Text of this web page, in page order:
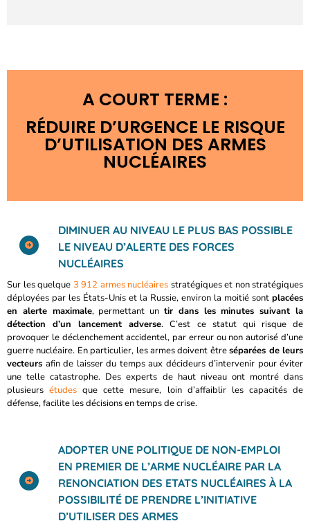
A COURT TERME :
RÉDUIRE D’URGENCE LE RISQUE
D’UTILISATION DES ARMES
NUCLÉAIRES
DIMINUER AU NIVEAU LE PLUS BAS POSSIBLE
LE NIVEAU D’ALERTE DES FORCES
NUCLÉAIRES
Sur les quelque 3 912 armes nucléaires stratégiques et non stratégiques
déployées par les États-Unis et la Russie, environ la moitié sont placées
en alerte maximale, permettant untir dans les minutes suivant la
détection d’un lancement adverse. C’est ce statut qui risque de
provoquer le déclenchement accidentel, par erreur ou non autorisé d’une
guerre nucléaire. En particulier, les armes doivent êtreséparées de leurs
vecteurs afin de laisser du temps aux décideurs d’intervenir pour éviter
une telle catastrophe. Des experts de haut niveau ont montré dans
plusieursétudes que cette mesure, loin d’affaiblir les capacités de
défense, facilite les décisions en temps de crise.
ADOPTER UNE POLITIQUE DE NON-EMPLOI
EN PREMIER DE L’ARME NUCLÉAIRE PAR LA
RENONCIATION DES ETATS NUCLÉAIRES À LA
POSSIBILITÉ DE PRENDRE L’INITIATIVE
D’UTILISER DES ARMES